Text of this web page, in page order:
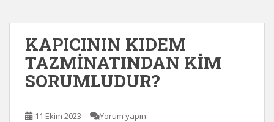
KAPICININ KIDEM
TAZMİNATINDAN KİM
SORUMLUDUR?
11 Ekim 2023 Yorum yapın